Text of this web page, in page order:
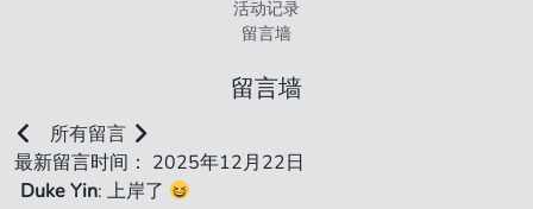
活动记录
留言墙
留言墙
所有留言
最新留言时间： 2025年12月22日
Duke Yin: 上岸了